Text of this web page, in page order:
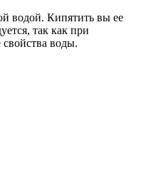
водой. Кипятить вы ее
так как при
воды.